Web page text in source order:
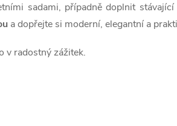
sadami, případně doplnit
a dopřejte si moderní, elegantní a
v radostný zážitek.